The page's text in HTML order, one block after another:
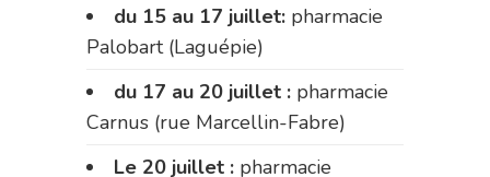
du 15 au 17 juillet: pharmacie
Palobart (Laguépie)
du 17 au 20 juillet : pharmacie
Carnus (rue Marcellin-Fabre)
Le 20 juillet : pharmacie